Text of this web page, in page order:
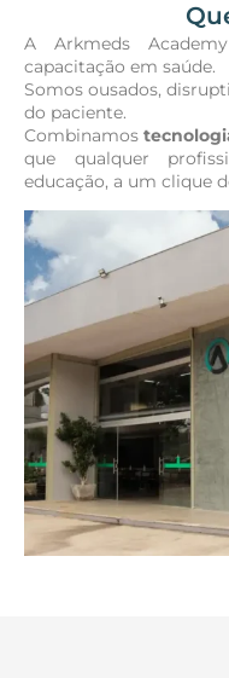
A Arkmeds
capacitação em saúde.
Somos ousados,
do paciente.
Combinamos
que qualquer
educação, a um clique